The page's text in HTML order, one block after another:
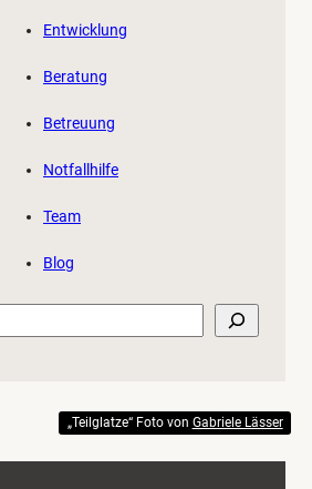
Entwicklung
Beratung
Betreuung
Notfallhilfe
Team
Blog
„Teilglatze“ Foto von Gabriele Lässer